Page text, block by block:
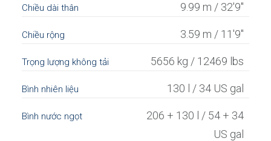
Chiều dài thân 9.99 m / 32'9"
Chiều rộng 3.59 m / 11'9"
Trọng lượng không tải 5656 kg / 12469 lbs
Bình nhiên liệu 130 l / 34 US gal
Bình nước ngọt
206 + 130 l / 54 + 34
US gal